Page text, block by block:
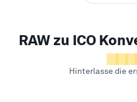
RAW zu ICO
Hinterlasse die